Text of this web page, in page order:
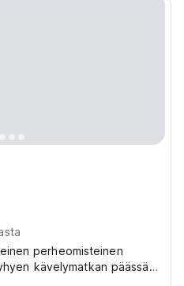
perheomisteinen
kävelymatkan päässä